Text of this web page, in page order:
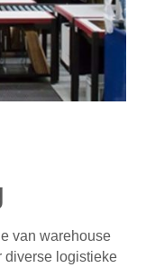
van warehouse
diverse logistieke